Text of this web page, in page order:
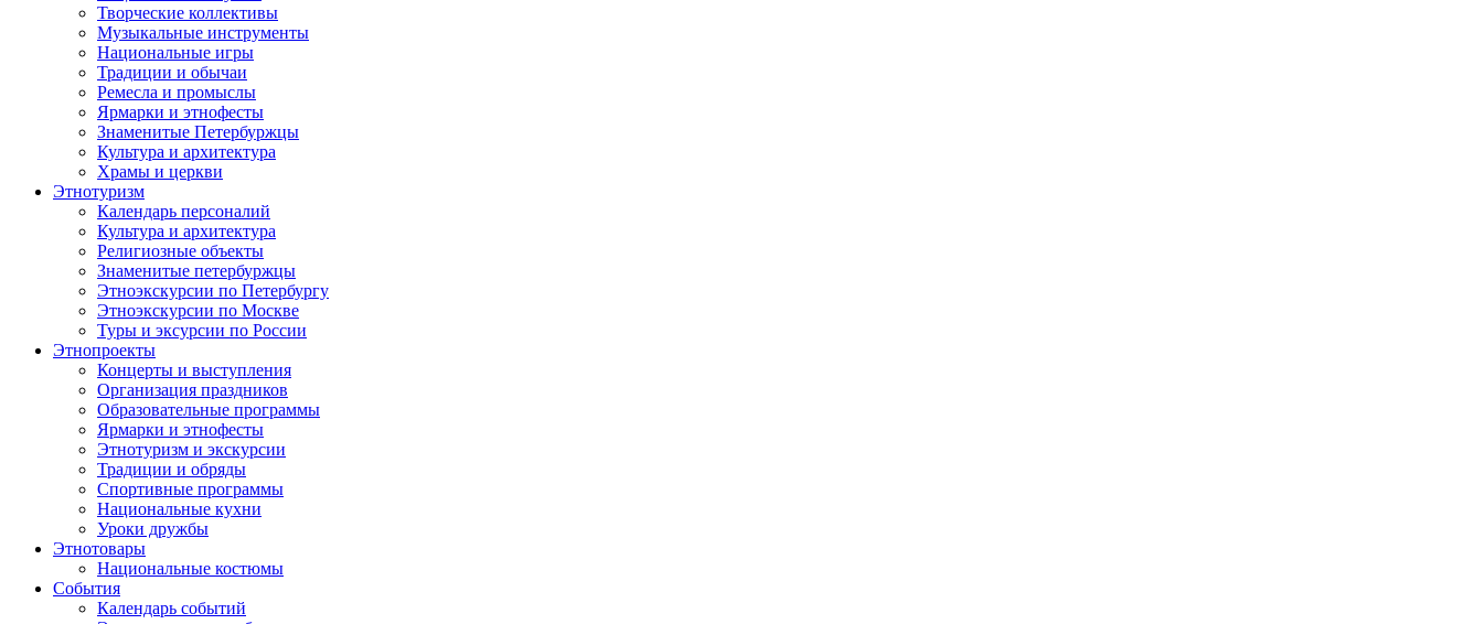
Творческие коллективы
Музыкальные инструменты
Национальные игры
Традиции и обычаи
Ремесла и промыслы
Ярмарки и этнофесты
Знаменитые Петербуржцы
Культура и архитектура
Храмы и церкви
Этнотуризм
Календарь персоналий
Культура и архитектура
Религиозные объекты
Знаменитые петербуржцы
Этноэкскурсии по Петербургу
Этноэкскурсии по Москве
Туры и эксурсии по России
Этнопроекты
Концерты и выступления
Организация праздников
Образовательные программы
Ярмарки и этнофесты
Этнотуризм и экскурсии
Традиции и обряды
Спортивные программы
Национальные кухни
Уроки дружбы
Этнотовары
Национальные костюмы
События
Календарь событий